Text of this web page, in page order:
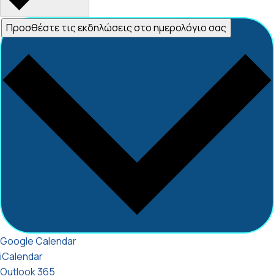
Προσθέστε τις εκδηλώσεις στο ημερολόγιο σας
Google Calendar
iCalendar
Outlook 365